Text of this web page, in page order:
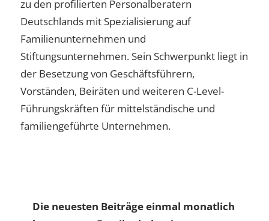
zu den profilierten Personalberatern
Deutschlands mit Spezialisierung auf
Familienunternehmen und
Stiftungsunternehmen. Sein Schwerpunkt liegt in
der Besetzung von Geschäftsführern,
Vorständen, Beiräten und weiteren C-Level-
Führungskräften für mittelständische und
familiengeführte Unternehmen.
Die neuesten Beiträge einmal monatlich